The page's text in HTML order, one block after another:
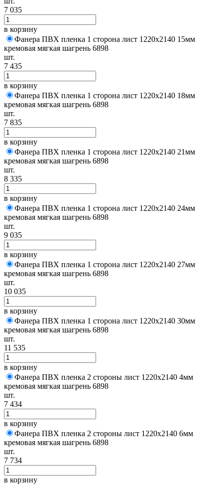
7 035
в корзину
Фанера ПВХ пленка 1 сторона лист 1220х2140 15мм
кремовая мягкая шагрень 6898
шт.
7 435
в корзину
Фанера ПВХ пленка 1 сторона лист 1220х2140 18мм
кремовая мягкая шагрень 6898
шт.
7 835
в корзину
Фанера ПВХ пленка 1 сторона лист 1220х2140 21мм
кремовая мягкая шагрень 6898
шт.
8 335
в корзину
Фанера ПВХ пленка 1 сторона лист 1220х2140 24мм
кремовая мягкая шагрень 6898
шт.
9 035
в корзину
Фанера ПВХ пленка 1 сторона лист 1220х2140 27мм
кремовая мягкая шагрень 6898
шт.
10 035
в корзину
Фанера ПВХ пленка 1 сторона лист 1220х2140 30мм
кремовая мягкая шагрень 6898
шт.
11 535
в корзину
Фанера ПВХ пленка 2 стороны лист 1220х2140 4мм
кремовая мягкая шагрень 6898
шт.
7 434
в корзину
Фанера ПВХ пленка 2 стороны лист 1220х2140 6мм
кремовая мягкая шагрень 6898
шт.
7 734
в корзину